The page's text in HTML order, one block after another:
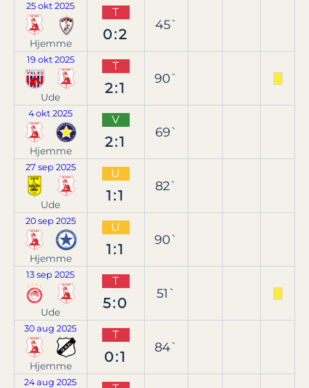
25 okt 2025
Hjemme
T
0:2
45`
19 okt 2025
Ude
T
2:1
90`
4 okt 2025
Hjemme
V
2:1
69`
27 sep 2025
Ude
U
1:1
82`
20 sep 2025
Hjemme
U
1:1
90`
13 sep 2025
Ude
T
5:0
51`
30 aug 2025
Hjemme
T
0:1
84`
24 aug 2025